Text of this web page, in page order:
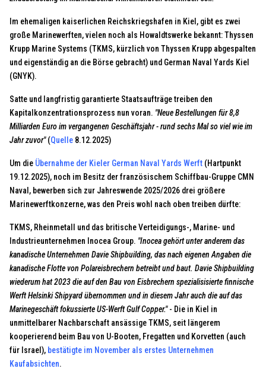
Im ehemaligen kaiserlichen Reichskriegshafen in Kiel, gibt es zwei
große Marinewerften, vielen noch als Howaldtswerke bekannt: Thyssen
Krupp Marine Systems (TKMS, kürzlich von Thyssen Krupp abgespalten
und eigenständig an die Börse gebracht) und German Naval Yards Kiel
(GNYK).
Satte und langfristig garantierte Staatsaufträge treiben den
Kapitalkonzentrationsprozess nun voran. "Neue Bestellungen für 8,8
Milliarden Euro im vergangenen Geschäftsjahr - rund sechs Mal so viel wie im
Jahr zuvor"(Quelle 8.12.2025)
Um die Übernahme der Kieler German Naval Yards Werft (Hartpunkt
19.12.2025), noch im Besitz der französischem Schiffbau-Gruppe CMN
Naval, bewerben sich zur Jahreswende 2025/2026 drei größere
Marinewerftkonzerne, was den Preis wohl nach oben treiben dürfte:
TKMS, Rheinmetall und das britische Verteidigungs-, Marine- und
Industrieunternehmen Inocea Group. "Inocea gehört unter anderem das
kanadische Unternehmen Davie Shipbuilding, das nach eigenen Angaben die
kanadische Flotte von Polareisbrechern betreibt und baut. Davie Shipbuilding
wiederum hat 2023 die auf den Bau von Eisbrechern spezialisisierte finnische
Werft Helsinki Shipyard übernommen und in diesem Jahr auch die auf das
Marinegeschäft fokussierte US-Werft Gulf Copper."- Die in Kiel in
unmittelbarer Nachbarschaft ansässige TKMS, seit längerem
kooperierend beim Bau von U-Booten, Fregatten und Korvetten (auch
für Israel), bestätigte im November als erstes Unternehmen
Kaufabsichten.